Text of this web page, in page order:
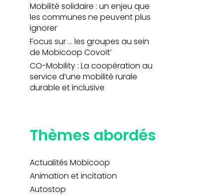
Mobilité solidaire : un enjeu que
les communes ne peuvent plus
ignorer
Focus sur … les groupes au sein
de Mobicoop Covoit’
CO-Mobility : La coopération au
service d’une mobilité rurale
durable et inclusive
Thèmes abordés
Actualités Mobicoop
Animation et incitation
Autostop